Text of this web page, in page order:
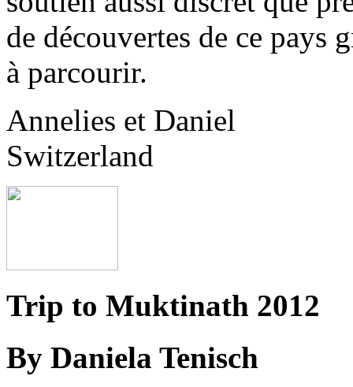
de découvertes de ce pays
à parcourir.
Annelies et Daniel
Switzerland
Trip to Muktinath 2012
By Daniela Tenisch